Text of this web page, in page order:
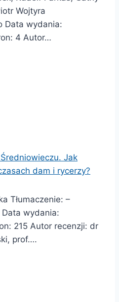
Wojtyra
Data wydania:
4 Autor…
Jak
dam i rycerzy?
Tłumaczenie: –
wydania:
215 Autor recenzji: dr
prof….